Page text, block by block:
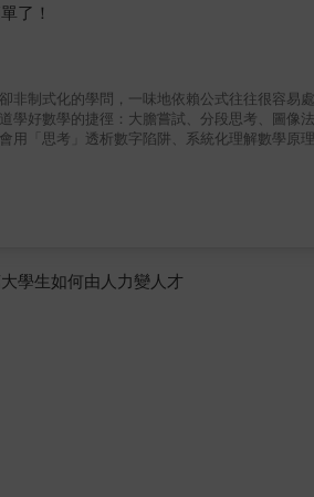
：1. 文章命名2. 引人注目的「第一句」3. 分
導的效用。包含了三個層次：■適於閱讀■符合
了！
非制式化的學問，一味地依賴公式往往很容易
學好數學的捷徑：大膽嘗試、分段思考、圖像
用「思考」透析數字陷阱、系統化理解數學原
問題出發，產生解決問題的概念和方法，經過
的概念、小的步驟來思考。■ 運用圖形：視覺
，讓人完全摸不著頭緒，複雜的東西其實是有
是化簡的方法會很困難嗎？答案是：「一點也
簡後，所得的形式會比較簡化；簡化的式子賞
上是非常重要的，很多題目要靠直覺沒有錯
數學系裡頭的專業科目如：高等微積分等，都
證。
學生如何由人力變人才